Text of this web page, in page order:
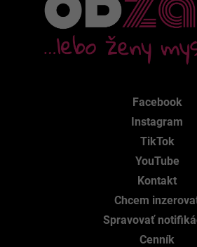
Facebook
Instagram
TikTok
YouTube
Kontakt
Chcem
Spravovať
Cenník